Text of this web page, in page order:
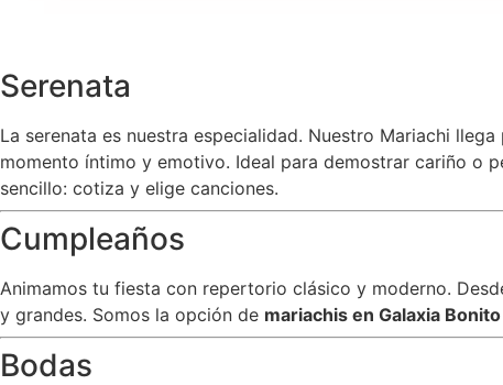
Serenata
La serenata es nuestra especialidad. Nuestro Mariachi
momento íntimo y emotivo. Ideal para demostrar cariño o
sencillo: cotiza y elige canciones.
Cumpleaños
Animamos tu fiesta con repertorio clásico y moderno.
y grandes. Somos la opción de mariachis en Galaxia
Bodas